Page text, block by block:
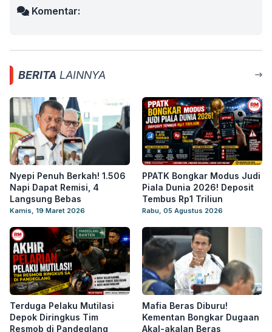
Komentar:
BERITA LAINNYA
Nyepi Penuh Berkah! 1.506
Napi Dapat Remisi, 4
Langsung Bebas
Kamis, 19 Maret 2026
PPATK Bongkar Modus Judi
Piala Dunia 2026! Deposit
Tembus Rp1 Triliun
Rabu, 05 Agustus 2026
Terduga Pelaku Mutilasi
Depok Diringkus Tim
Resmob di Pandeglang
Mafia Beras Diburu!
Kementan Bongkar Dugaan
Akal-akalan Beras